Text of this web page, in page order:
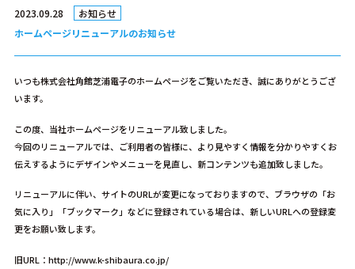
2023.09.28
お知らせ
ホームページリニューアルのお知らせ
いつも株式会社角館芝浦電子のホームページをご覧いただき、誠にありがとうござ
います。
この度、当社ホームページをリニューアル致しました。
今回のリニューアルでは、ご利用者の皆様に、より見やすく情報を分かりやすくお
伝えするようにデザインやメニューを見直し、新コンテンツも追加致しました。
リニューアルに伴い、サイトのURLが変更になっておりますので、ブラウザの「お
気に入り」「ブックマーク」などに登録されている場合は、新しいURLへの登録変
更をお願い致します。
旧URL：http://www.k-shibaura.co.jp/